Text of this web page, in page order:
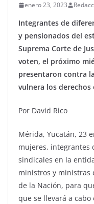
enero 23, 2023
Integrantes de
y pensionados del
Suprema Corte de
voten, el próximo
presentaron contra
vulnera los
Por David Rico
Mérida, Yucatán, 23
mujeres, integrantes
sindicales en la
ministros y ministras
de la Nación, para
que se llevará a